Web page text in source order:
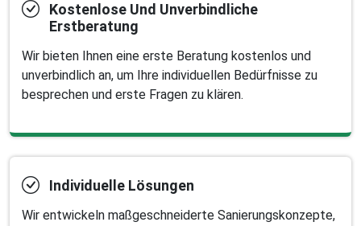
Kostenlose Und Unverbindliche
Erstberatung
Wir bieten Ihnen eine erste Beratung kostenlos und
unverbindlich an, um Ihre individuellen Bedürfnisse zu
besprechen und erste Fragen zu klären.
Individuelle Lösungen
Wir entwickeln maßgeschneiderte Sanierungskonzepte,